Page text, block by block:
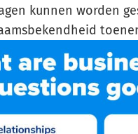
kunnen worden